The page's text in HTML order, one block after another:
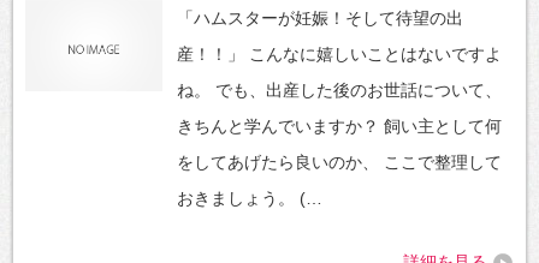
「ハムスターが妊娠！そして待望の出
産！！」 こんなに嬉しいことはないですよ
ね。 でも、出産した後のお世話について、
きちんと学んでいますか？ 飼い主として何
をしてあげたら良いのか、 ここで整理して
おきましょう。 (…